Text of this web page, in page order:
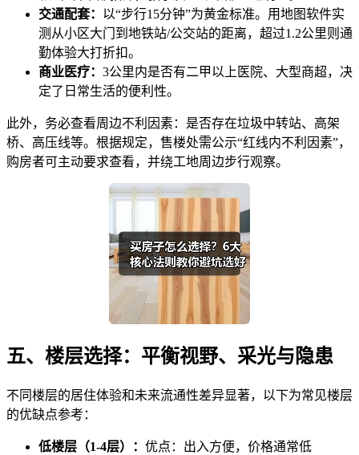
交通配套： 以“步行15分钟”为黄金标准。用地图软件实
测从小区大门到地铁站/公交站的距离，超过1.2公里则通
勤体验大打折扣。
商业医疗： 3公里内是否有二甲以上医院、大型商超，决
定了日常生活的便利性。
此外，务必查看周边不利因素：是否存在垃圾中转站、高架
桥、高压线等。根据规定，售楼处需公示“红线内不利因素”，
购房者可主动要求查看，并绕工地周边步行观察。
五、楼层选择：平衡视野、采光与隐患
不同楼层的居住体验和未来流通性差异显著，以下为常见楼层
的优缺点参考：
低楼层（1-4层）： 优点：出入方便，价格通常低